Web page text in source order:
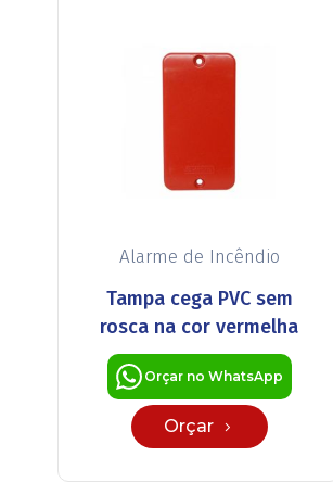
Alarme de Incêndio
Tampa cega PVC sem
rosca na cor vermelha
Orçar no WhatsApp
Orçar